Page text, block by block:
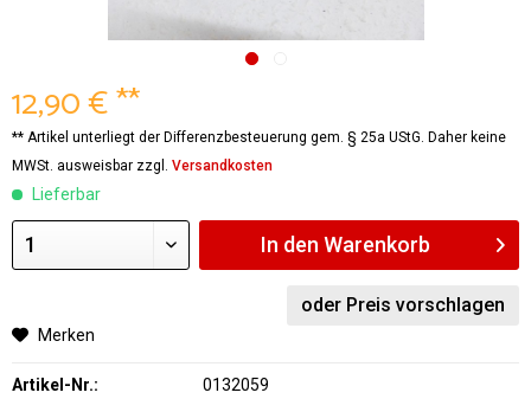
12,90 € **
** Artikel unterliegt der Differenzbesteuerung gem. § 25a UStG. Daher keine
MWSt. ausweisbar zzgl. Versandkosten
Lieferbar
In den Warenkorb
oder Preis vorschlagen
Merken
Artikel-Nr.:
0132059